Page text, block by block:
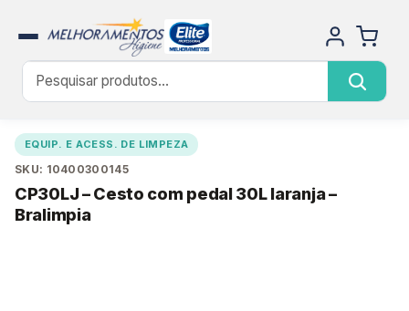
EQUIP. E ACESS. DE LIMPEZA
SKU: 10400300145
CP30LJ – Cesto com pedal 30L laranja –
Bralimpia